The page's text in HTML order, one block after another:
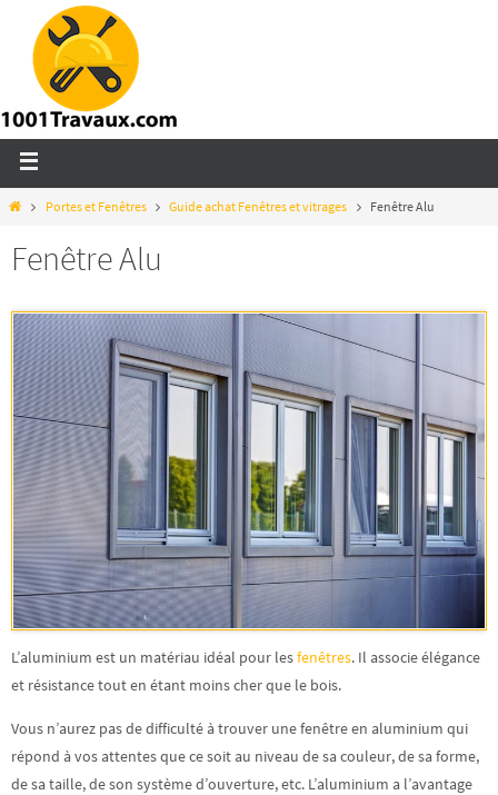
Portes et Fenêtres Guide achat Fenêtres et vitrages Fenêtre Alu
Fenêtre Alu
L’aluminium est un matériau idéal pour lesfenêtres. Il associeélégance
et résistancetout en étant moins cher que le bois.
Vous n’aurez pas de difficulté à trouver une fenêtre en aluminium qui
répond à vos attentes que ce soit au niveau de sa couleur, de sa forme,
de sa taille, de son système d’ouverture, etc. L’aluminium a l’avantage